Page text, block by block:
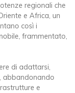
regionali che
e Africa, un
così i
frammentato,
di adattarsi,
abbandonando
e